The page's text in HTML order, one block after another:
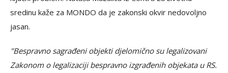
sredinu kaže za MONDO da je zakonski okvir nedovoljno
jasan.
"Bespravno sagrađeni objekti djelomično su legalizovani
Zakonom o legalizaciji bespravno izgrađenih objekata u RS.